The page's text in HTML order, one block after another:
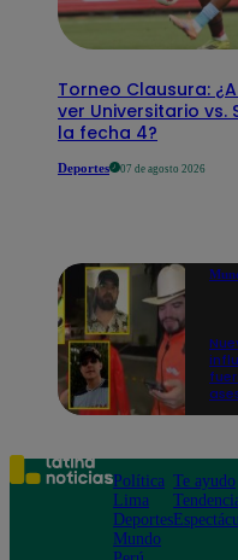
Torneo Clausura:
ver Universitario
la fecha 4?
Deportes 07 de agosto 2026
el
Política
Lima
Deportes
Mundo
Te ayudo